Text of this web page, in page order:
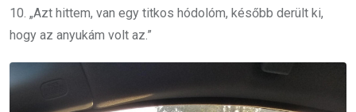
10. „Azt hittem, van egy titkos hódolóm, később derült ki,
hogy az anyukám volt az.”